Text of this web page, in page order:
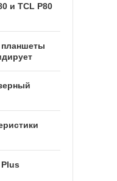
и TCL P80